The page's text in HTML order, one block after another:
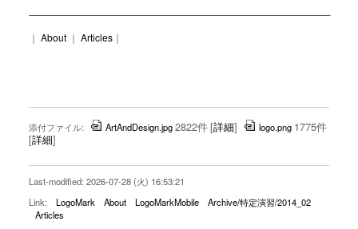
｜ About｜ Articles｜
添付ファイル: ArtAndDesign.jpg2822件[詳細] logo.png 1775件
[詳細]
Last-modified: 2026-07-28 (火) 16:53:21
Link:
LogoMark About LogoMarkMobile
Archive/特定演習/2014_02
Articles